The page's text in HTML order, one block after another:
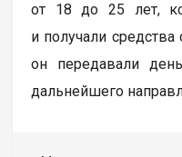
от 18 до 25 лет,
и получали
он передавали
дальнейшего